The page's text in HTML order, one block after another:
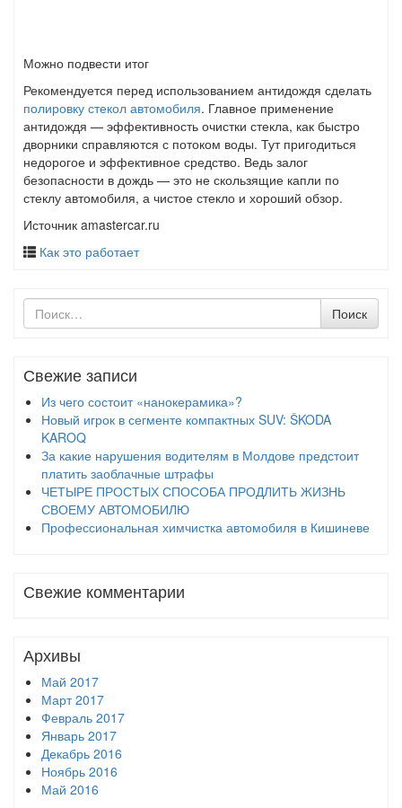
Можно подвести итог
Рекомендуется перед использованием антидождя сделать
полировку стекол автомобиля. Главное применение
антидождя — эффективность очистки стекла, как быстро
дворники справляются с потоком воды. Тут пригодиться
недорогое и эффективное средство. Ведь залог
безопасности в дождь — это не скользящие капли по
стеклу автомобиля, а чистое стекло и хороший обзор.
Источник amastercar.ru
Как это работает
Поиск
по
Поиск
Свежие записи
Из чего состоит «нанокерамика»?
Новый игрок в сегменте компактных SUV: ŠKODA
KAROQ
За какие нарушения водителям в Молдове предстоит
платить заоблачные штрафы
ЧЕТЫРЕ ПРОСТЫХ СПОСОБА ПРОДЛИТЬ ЖИЗНЬ
СВОЕМУ АВТОМОБИЛЮ
Профессиональная химчистка автомобиля в Кишиневе
Свежие комментарии
Архивы
Май 2017
Март 2017
Февраль 2017
Январь 2017
Декабрь 2016
Ноябрь 2016
Май 2016